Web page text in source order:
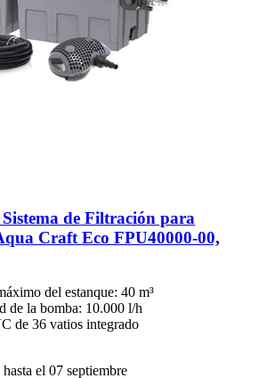
Sistema de Filtración para
Craft Eco FPU40000-​00,
del estanque: 40 m³
de la bomba: 10.000 l/h
de 36 vatios integrado
el 07 septiembre